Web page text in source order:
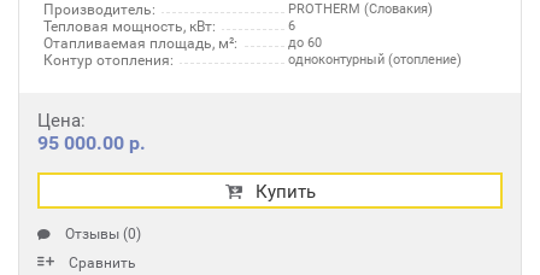
Производитель: PROTHERM (Словакия)
Тепловая мощность, кВт: 6
Отапливаемая площадь, м²: до 60
Контур отопления: одноконтурный (отопление)
Цена:
95 000.00 р.
Купить
Отзывы (0)
Сравнить